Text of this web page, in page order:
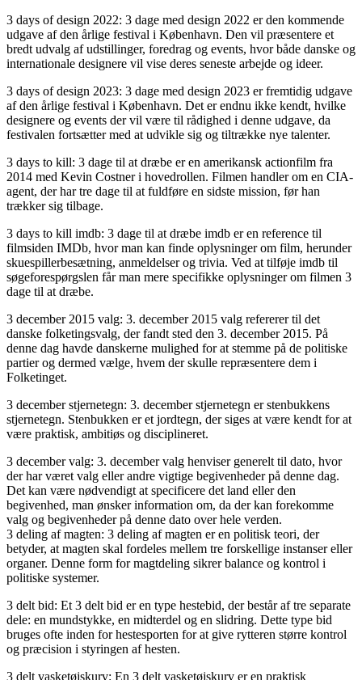
3 days of design 2022: 3 dage med design 2022 er den kommende
udgave af den årlige festival i København. Den vil præsentere et
bredt udvalg af udstillinger, foredrag og events, hvor både danske og
internationale designere vil vise deres seneste arbejde og ideer.
3 days of design 2023: 3 dage med design 2023 er fremtidig udgave
af den årlige festival i København. Det er endnu ikke kendt, hvilke
designere og events der vil være til rådighed i denne udgave, da
festivalen fortsætter med at udvikle sig og tiltrække nye talenter.
3 days to kill: 3 dage til at dræbe er en amerikansk actionfilm fra
2014 med Kevin Costner i hovedrollen. Filmen handler om en CIA-
agent, der har tre dage til at fuldføre en sidste mission, før han
trækker sig tilbage.
3 days to kill imdb: 3 dage til at dræbe imdb er en reference til
filmsiden IMDb, hvor man kan finde oplysninger om film, herunder
skuespillerbesætning, anmeldelser og trivia. Ved at tilføje imdb til
søgeforespørgslen får man mere specifikke oplysninger om filmen 3
dage til at dræbe.
3 december 2015 valg: 3. december 2015 valg refererer til det
danske folketingsvalg, der fandt sted den 3. december 2015. På
denne dag havde danskerne mulighed for at stemme på de politiske
partier og dermed vælge, hvem der skulle repræsentere dem i
Folketinget.
3 december stjernetegn: 3. december stjernetegn er stenbukkens
stjernetegn. Stenbukken er et jordtegn, der siges at være kendt for at
være praktisk, ambitiøs og disciplineret.
3 december valg: 3. december valg henviser generelt til dato, hvor
der har været valg eller andre vigtige begivenheder på denne dag.
Det kan være nødvendigt at specificere det land eller den
begivenhed, man ønsker information om, da der kan forekomme
valg og begivenheder på denne dato over hele verden.
3 deling af magten: 3 deling af magten er en politisk teori, der
betyder, at magten skal fordeles mellem tre forskellige instanser eller
organer. Denne form for magtdeling sikrer balance og kontrol i
politiske systemer.
3 delt bid: Et 3 delt bid er en type hestebid, der består af tre separate
dele: en mundstykke, en midterdel og en slidring. Dette type bid
bruges ofte inden for hestesporten for at give rytteren større kontrol
og præcision i styringen af hesten.
3 delt vasketøjskurv: En 3 delt vasketøjskurv er en praktisk